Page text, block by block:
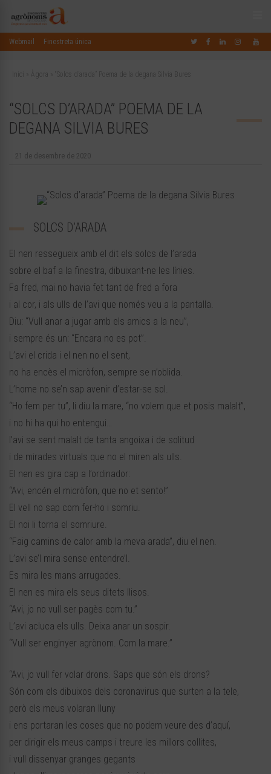
Webmail Finestreta única
Inici Àgora “Solcs d’arada” Poema de la degana Silvia Bures
“SOLCS D’ARADA” POEMA DE LA
DEGANA SILVIA BURES
21 de desembre de 2020
SOLCS D’ARADA
El nen ressegueix amb el dit els solcs de l’arada
sobre el baf a la finestra, dibuixant-ne les línies.
Fa fred, mai no havia fet tant de fred a fora
i al cor, i als ulls de l’avi que només veu a la pantalla.
Diu: “Vull anar a jugar amb els amics a la neu”,
i sempre és un: “Encara no es pot”.
L’avi el crida i el nen no el sent,
no ha encès el micròfon, sempre se n’oblida.
L’home no se’n sap avenir d’estar-se sol.
“Ho fem per tu”, li diu la mare, “no volem que et posis malalt”,
i no hi ha qui ho entengui…
l’avi se sent malalt de tanta angoixa i de solitud
i de mirades virtuals que no el miren als ulls.
El nen es gira cap a l’ordinador:
“Avi, encén el micròfon, que no et sento!”
El vell no sap com fer-ho i somriu.
El noi li torna el somriure.
“Faig camins de calor amb la meva arada”, diu el nen.
L’avi se’l mira sense entendre’l.
Es mira les mans arrugades.
El nen es mira els seus ditets llisos.
“Avi, jo no vull ser pagès com tu.”
L’avi acluca els ulls. Deixa anar un sospir.
“Vull ser enginyer agrònom. Com la mare.”
“Avi, jo vull fer volar drons. Saps que són els drons?
Són com els dibuixos dels coronavirus que surten a la tele,
però els meus volaran lluny
i ens portaran les coses que no podem veure des d’aquí,
per dirigir els meus camps i treure les millors collites,
i vull dissenyar granges gegants